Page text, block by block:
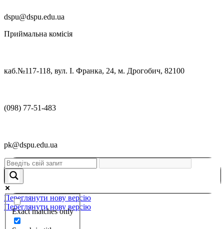
dspu@dspu.edu.ua
Приймальна комісія
каб.№117-118, вул. І. Франка, 24, м. Дрогобич, 82100
(098) 77-51-483
pk@dspu.edu.ua
Exact matches only
Переглянути нову версію
Переглянути нову версію